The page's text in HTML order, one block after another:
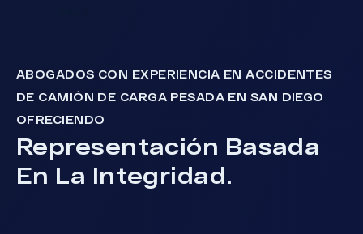
ABOGADOS CON EXPERIENCIA EN ACCIDENTES
DE CAMIÓN DE CARGA PESADA EN SAN DIEGO
OFRECIENDO
Representación Basada
En La Integridad.